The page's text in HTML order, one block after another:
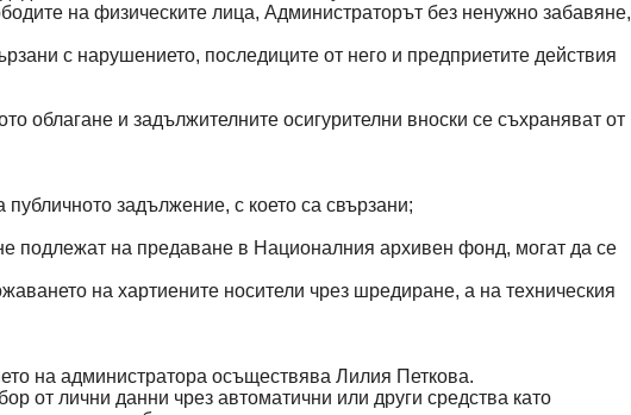
на физическите лица, Администраторът без ненужно забавяне,
с нарушението, последиците от него и предприетите действия
облагане и задължителните осигурителни вноски се съхраняват от
задължение, с което са свързани;
подлежат на предаване в Националния архивен фонд, могат да се
на хартиените носители чрез шредиране, а на техническия
на администратора осъществява Лилия Петкова.
от лични данни чрез автоматични или други средства като